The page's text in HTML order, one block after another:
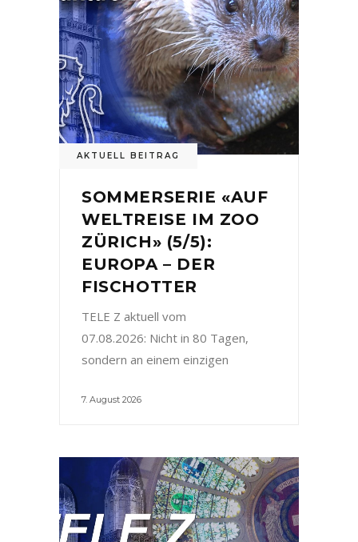
AKTUELL BEITRAG
SOMMERSERIE «AUF
WELTREISE IM ZOO
ZÜRICH» (5/5):
EUROPA – DER
FISCHOTTER
TELE Z aktuell vom
07.08.2026: Nicht in 80 Tagen,
sondern an einem einzigen
7. August 2026